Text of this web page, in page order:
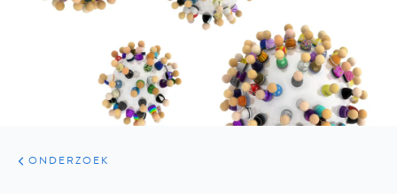
ARTIKELEN
ONDERZOEK
ONDERZOEK